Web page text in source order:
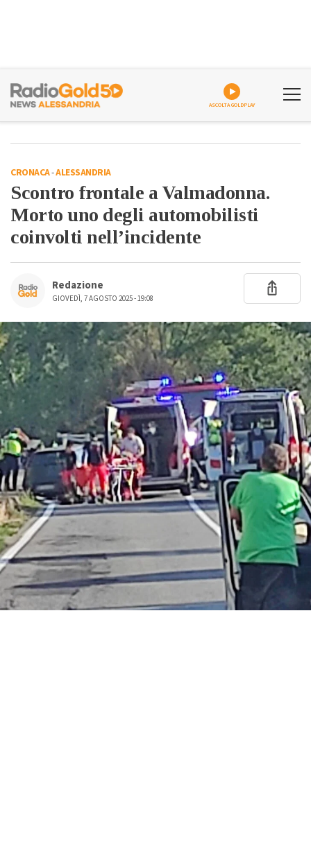
ASCOLTA GOLDPLAY
CRONACA-ALESSANDRIA
Scontro frontale a Valmadonna.
Morto uno degli automobilisti
coinvolti nell’incidente
Redazione
GIOVEDÌ, 7 AGOSTO 2025 - 19:08